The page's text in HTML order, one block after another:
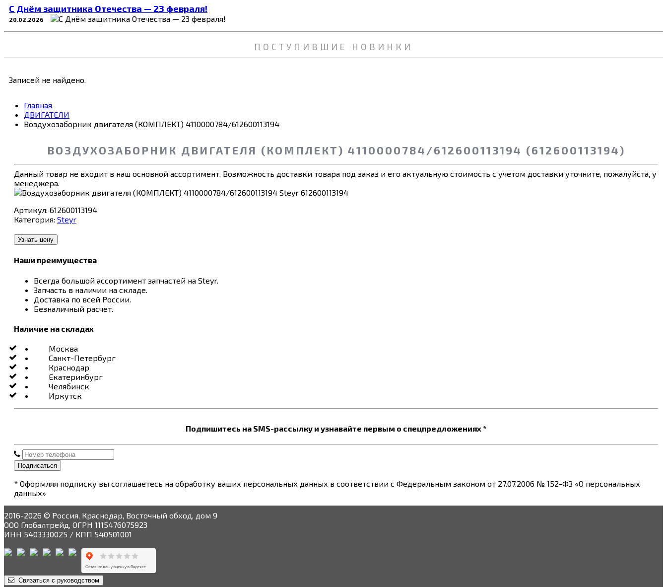
C Днём защитника Отечества — 23 февраля!
20.02.2026
ПОСТУПИВШИЕ НОВИНКИ
Записей не найдено.
Главная
ДВИГАТЕЛИ
Воздухозаборник двигателя (КОМПЛЕКТ) 4110000784/612600113194
ВОЗДУХОЗАБОРНИК ДВИГАТЕЛЯ (КОМПЛЕКТ) 4110000784/612600113194 (612600113194)
Данный товар не входит в наш основной ассортимент. Возможность доставки товара под заказ и его актуальную стоимость с учетом доставки уточните, пожалуйста, у
менеджера.
Артикул: 612600113194
Категория: Steyr
Узнать цену
Наши преимущества
Всегда большой ассортимент запчастей на Steyr.
Запчасть в наличии на складе.
Доставка по всей России.
Безналичный расчет.
Наличие на складах
Москва
Санкт-Петербург
Краснодар
Екатеринбург
Челябинск
Иркутск
Подпишитесь на SMS-рассылку и узнавайте первым о спецпредложениях *
Подписаться
* Оформляя подписку вы соглашаетесь на обработку ваших персональных данных в соответствии с Федеральным законом от 27.07.2006 № 152-ФЗ «О персональных
данных»
2016-2026 © Россия, Краснодар, Восточный обход, дом 9
ООО Глобалтрейд, ОГРН 1115476075923
ИНН 5403330025 / КПП 540501001
Связаться с руководством